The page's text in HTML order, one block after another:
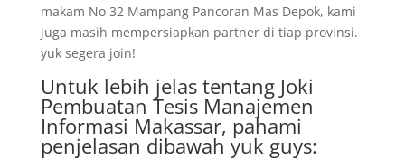
makam No 32 Mampang Pancoran Mas Depok, kami
juga masih mempersiapkan partner di tiap provinsi.
yuk segera join!
Untuk lebih jelas tentang Joki
Pembuatan Tesis Manajemen
Informasi Makassar, pahami
penjelasan dibawah yuk guys: